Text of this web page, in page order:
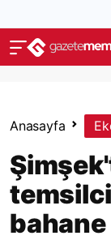
Anasayfa